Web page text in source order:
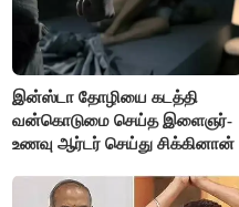
இன்ஸ்டா தோழியை கடத்தி
வன்கொடுமை செய்த இளைஞர்-
உணவு ஆர்டர் செய்து சிக்கினான்